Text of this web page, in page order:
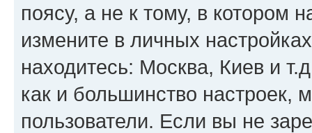
поясу, а не к тому, в котором
измените в личных
находитесь: Москва, Киев и
как и большинство настроек,
пользователи. Если вы не